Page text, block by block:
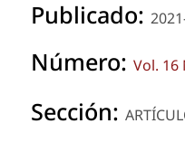
Publicado:
Número: Vol. 16
Sección: